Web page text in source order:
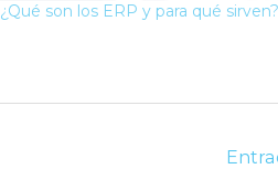
¿Qué son los ERP y para qué sirven?